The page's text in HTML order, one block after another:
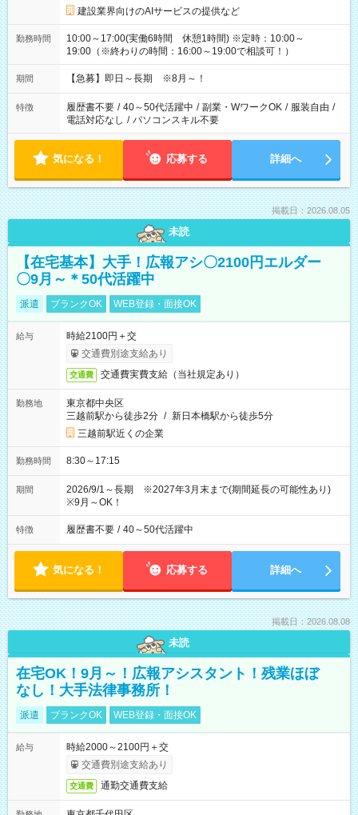
建設業界向けのAIサービスの提供など
勤務時間
10:00～17:00(実働6時間 休憩1時間) ※定時：10:00～
19:00（※終わりの時間：16:00～19:00で相談可！）
期間 【急募】即日～長期 ※8月～！
特徴 履歴書不要 / 40～50代活躍中 / 副業・WワークOK / 服装自由 /
電話対応なし / パソコンスキル不要
気になる！ 応募する 詳細へ
掲載日：2026.08.05
未読
【在宅基本】大手！広報アシ〇2100円エルダー
〇9月～＊50代活躍中
派遣 ブランクOK WEB登録・面接OK
給与
時給2100円＋交
交通費別途支給あり
交通費 交通費実費支給（当社規定あり）
勤務地
東京都中央区
三越前駅から徒歩2分 / 新日本橋駅から徒歩5分
三越前駅近くの企業
勤務時間 8:30～17:15
期間
2026/9/1～長期 ※2027年3月末まで(期間延長の可能性あり)
※9月～OK！
特徴 履歴書不要 / 40～50代活躍中
気になる！ 応募する 詳細へ
掲載日：2026.08.08
未読
在宅OK！9月～！広報アシスタント！残業ほぼ
なし！大手法律事務所！
派遣 ブランクOK WEB登録・面接OK
給与
時給2000～2100円＋交
交通費別途支給あり
交通費 通勤交通費支給